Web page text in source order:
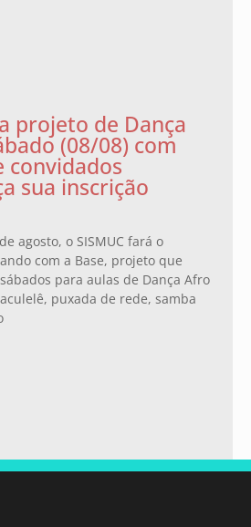
projeto de Dança
(08/08) com
convidados
sua inscrição
agosto, o SISMUC fará o
com a Base, projeto que
para aulas de Dança Afro
puxada de rede, samba